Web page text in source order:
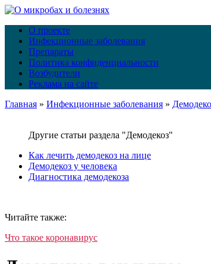
О проекте
Инфекционные заболевания
Препараты
Политика конфиденциальности
Возбудители
Реклама на сайте
Главная » Инфекционные заболевания »
Другие статьи раздела "Демодекоз"
Как лечить демодекоз на лице
Демодекоз у человека
Диагностика демодекоза
Читайте также:
Что такое коронавирус